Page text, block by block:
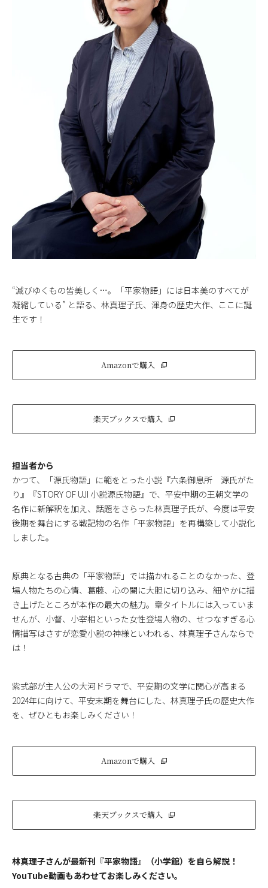
“滅びゆくもの皆美しく…。「平家物語」には日本美のすべてが
凝縮している” と語る、林真理子氏、渾身の歴史大作、ここに誕
生です！
Amazonで購入
楽天ブックスで購入
担当者から
かつて、「源氏物語」に範をとった小説『六条御息所 源氏がた
り』『STORY OF UJI 小説源氏物語』で、平安中期の王朝文学の
名作に新解釈を加え、話題をさらった林真理子氏が、今度は平安
後期を舞台にする戦記物の名作「平家物語」を再構築して小説化
しました。
原典となる古典の「平家物語」では描かれることのなかった、登
場人物たちの心情、葛藤、心の闇に大胆に切り込み、細やかに描
き上げたところが本作の最大の魅力。章タイトルには入っていま
せんが、小督、小宰相といった女性登場人物の、せつなすぎる心
情描写はさすが恋愛小説の神様といわれる、林真理子さんならで
は！
紫式部が主人公の大河ドラマで、平安期の文学に関心が高まる
2024年に向けて、平安末期を舞台にした、林真理子氏の歴史大作
を、ぜひともお楽しみください！
Amazonで購入
楽天ブックスで購入
林真理子さんが最新刊『平家物語』（小学館）を自ら解説！
YouTube動画もあわせてお楽しみください。